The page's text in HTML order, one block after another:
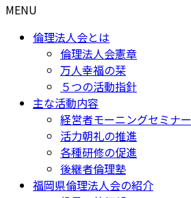
MENU
倫理法人会とは
倫理法人会憲章
万人幸福の栞
５つの活動指針
主な活動内容
経営者モーニングセミナー
活力朝礼の推進
各種研修の促進
後継者倫理塾
福岡県倫理法人会の紹介